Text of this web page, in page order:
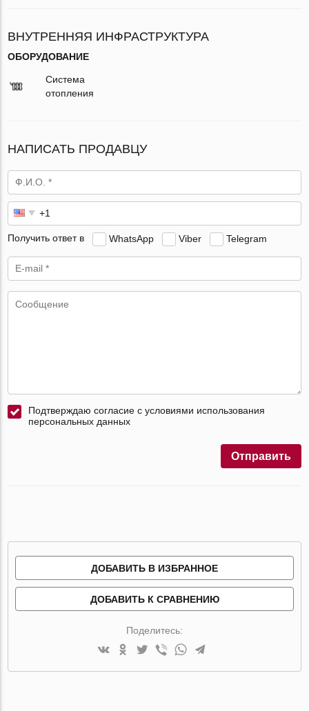
ВНУТРЕННЯЯ ИНФРАСТРУКТУРА
ОБОРУДОВАНИЕ
Система
отопления
НАПИСАТЬ ПРОДАВЦУ
Получить ответ в WhatsApp Viber Telegram
Подтверждаю согласие с условиями использования
персональных данных
Отправить
ДОБАВИТЬ В ИЗБРАННОЕ
ДОБАВИТЬ К СРАВНЕНИЮ
Поделитесь: